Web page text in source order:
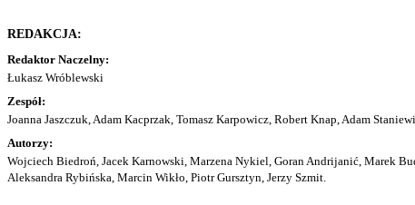
REDAKCJA:
Redaktor Naczelny:
Łukasz Wróblewski
Zespół:
Joanna Jaszczuk, Adam Kacprzak, Tomasz Karpowicz, Robert Knap, Adam
Autorzy:
Wojciech Biedroń, Jacek Karnowski, Marzena Nykiel, Goran Andrijanić, Marek
Aleksandra Rybińska, Marcin Wikło, Piotr Gursztyn, Jerzy Szmit.